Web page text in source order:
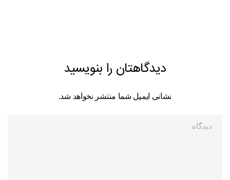
دیدگاهتان را بنویسید
نشانی ایمیل شما منتشر نخواهد شد.